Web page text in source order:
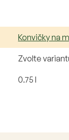
Konvičky na
Zvolte
0.75 l